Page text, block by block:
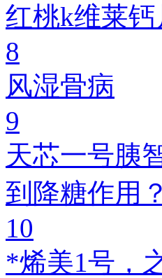
红桃k维莱
8
风湿骨病
9
天芯一号胰
到降糖作用
10
*烯美1号，